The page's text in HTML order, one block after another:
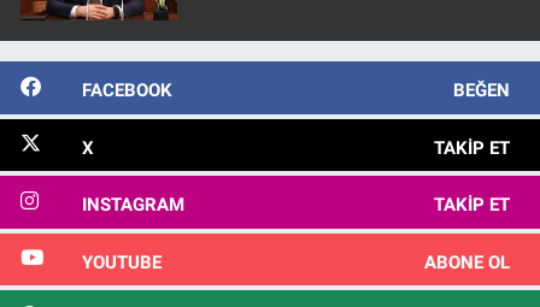
FACEBOOK BEĞEN
X TAKIP ET
INSTAGRAM TAKIP ET
YOUTUBE ABONE OL